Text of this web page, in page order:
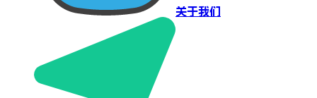
关于我们